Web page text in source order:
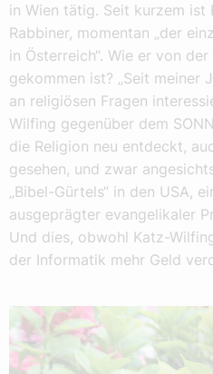
in Wien tätig. Seit kurzem ist
Rabbiner, momentan „der
in Österreich“. Wie er von
gekommen ist? „Seit meiner
an religiösen Fragen
Wilfing gegenüber dem
die Religion neu entdeckt,
gesehen, und zwar
„Bibel-Gürtels“ in den USA,
ausgeprägter evangelikaler
Und dies, obwohl Katz-
der Informatik mehr Geld